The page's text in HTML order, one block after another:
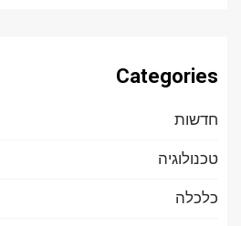
Categories
חדשות
טכנולוגיה
כלכלה